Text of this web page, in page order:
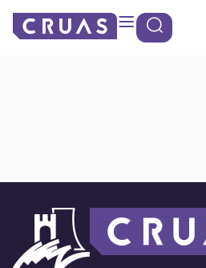
Panneau de gestion des cookies
principal